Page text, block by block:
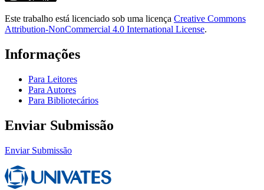
Este trabalho está licenciado sob uma licença Creative Commons
Attribution-NonCommercial 4.0 International License.
Informações
Para Leitores
Para Autores
Para Bibliotecários
Enviar Submissão
Enviar Submissão